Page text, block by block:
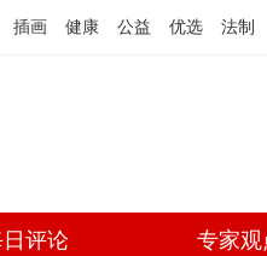
插画 健康 公益 优选 法制
评论 专家观